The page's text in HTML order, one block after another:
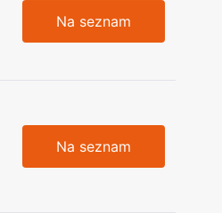
Na seznam
Na seznam